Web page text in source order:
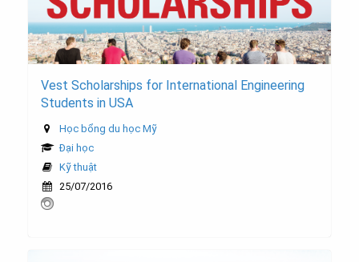
Vest Scholarships for International Engineering
Students in USA
Học bổng du học Mỹ
Đại học
Kỹ thuật
25/07/2016